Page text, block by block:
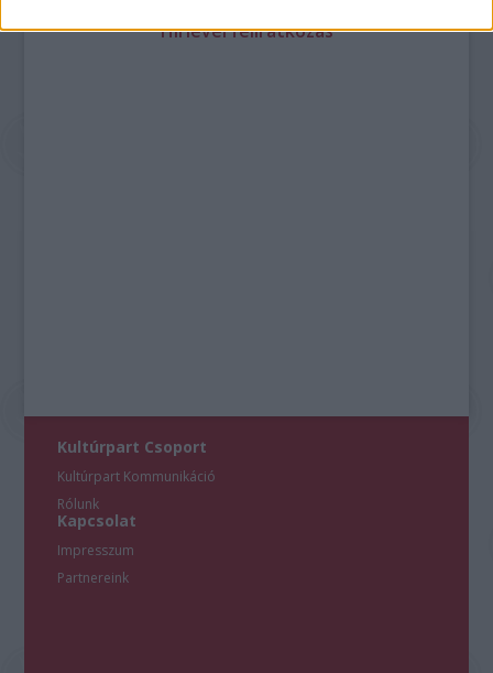
Hírlevél feliratkozás
Kultúrpart Csoport
Kultúrpart Kommunikáció
Rólunk
Kapcsolat
Impresszum
Partnereink